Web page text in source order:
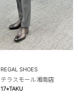
REGAL SHOES
テラスモール湘南店
17⭐︎TAKU